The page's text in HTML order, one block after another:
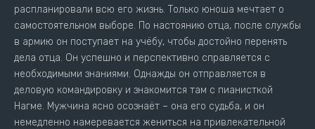
распланировали всю его жизнь. Только юноша мечтает о
самостоятельном выборе. По настоянию отца, после службы
в армию он поступает на учёбу, чтобы достойно перенять
дела отца. Он успешно и перспективно справляется с
необходимыми знаниями. Однажды он отправляется в
деловую командировку и знакомится там с пианисткой
Нагме. Мужчина ясно осознаёт – она его судьба, и он
немедленно намеревается жениться на привлекательной